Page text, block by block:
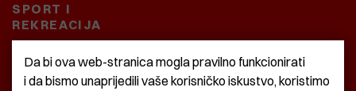
SPORT I
REKREACIJA
CRNA KRONIKA
BAŠTARDINI I PRAVI
Da bi ova web-stranica mogla pravilno funkcionirati
i da bismo unaprijedili vaše korisničko iskustvo, koristimo